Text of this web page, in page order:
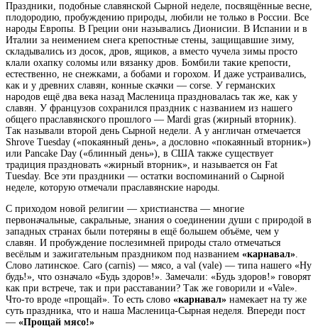
Праздники, подобные славянской Сырной неделе, посвящённые весне,
плодородию, пробуждению природы, любили не только в России. Все
народы Европы. В Греции они назывались Дионисии. В Испании и в
Италии за неимением снега крепостные стены, защищавшие зиму,
складывались из досок, дров, ящиков, а вместо чучела зимы просто
клали охапку соломы или вязанку дров. Бомбили такие крепости,
естественно, не снежками, а бобами и горохом. И даже устраивались,
как и у древних славян, конные скачки — corse. У германских
народов ещё два века назад Масленица праздновалась так же, как у
славян. У французов сохранился праздник с названием из нашего
общего праславянского прошлого — Mardi gras (жирный вторник).
Так называли второй день Сырной недели. А у англичан отмечается
Shrove Tuesday («покаянный день», а дословно «покаянный вторник»)
или Pancake Day («блинный день»), в США также существует
традиция праздновать «жирный вторник», и называется он Fat
Tuesday. Все эти праздники — остатки воспоминаний о Сырной
неделе, которую отмечали праславянские народы.
С приходом новой религии — христианства — многие
первоначальные, сакральные, знания о соединении души с природой в
западных странах были потеряны в ещё большем объёме, чем у
славян. И пробуждение послезимней природы стало отмечаться
весёлым и зажигательным праздником под названием «карнавал».
Слово латинское. Caro (carnis) — мясо, а val (vale) — типа нашего «Ну
будь!», что означало «Будь здоров!». Замечали: «Будь здоров!» говорят
как при встрече, так и при расставании? Так же говорили и «Vale».
Что-то вроде «прощай». То есть слово «карнавал» намекает на ту же
суть праздника, что и наша Масленица-Сырная неделя. Впереди пост
— «Прощай мясо!»